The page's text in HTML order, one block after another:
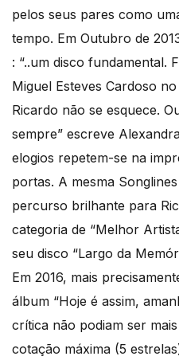
pelos seus pares como
tempo. Em Outubro de
: “..um disco fundamental.
Miguel Esteves Cardoso
Ricardo não se esquece.
sempre” escreve
elogios repetem-se na
portas. A mesma
percurso brilhante para
categoria de “Melhor
seu disco “Largo da
Em 2016, mais
álbum “Hoje é assim,
crítica não podiam ser
cotação máxima (5